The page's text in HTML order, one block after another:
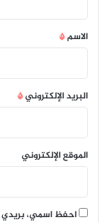
*
الاسم*
البريد الإلكتروني*
الموقع الإلكتروني
احفظ اسمي، بريدي